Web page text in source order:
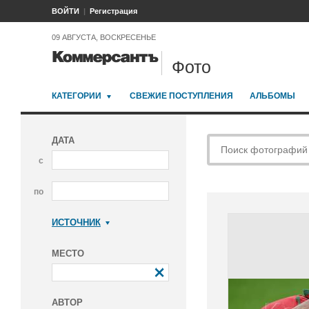
ВОЙТИ Регистрация
09 АВГУСТА, ВОСКРЕСЕНЬЕ
Фото
КАТЕГОРИИ СВЕЖИЕ ПОСТУПЛЕНИЯ АЛЬБОМЫ
ДАТА
с
по
ИСТОЧНИК
МЕСТО
АВТОР